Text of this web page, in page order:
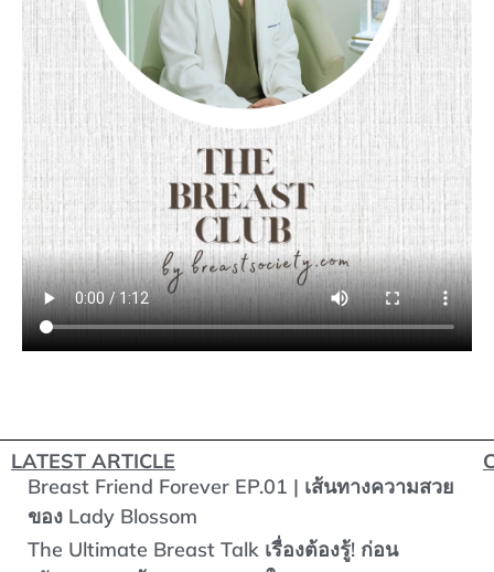
LATEST ARTICLE
Breast Friend Forever EP.01 | เส้นทางความสวย
ของ Lady Blossom
The Ultimate Breast Talk เรื่องต้องรู้! ก่อน